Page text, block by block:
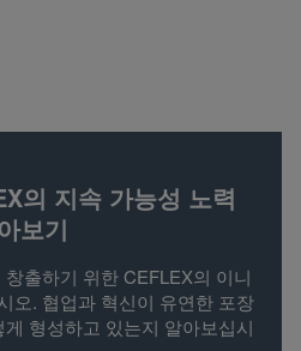
의 지속 가능성 노력
보기
출하기 위한 CEFLEX의 이니
오. 협업과 혁신이 유연한 포장
형성하고 있는지 알아보십시